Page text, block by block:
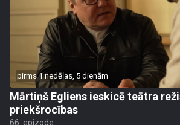
pirms 1 nedēļas, 5 dienām
Mārtiņš Egliens ieskicē teātra
priekšrocības
66. epizode